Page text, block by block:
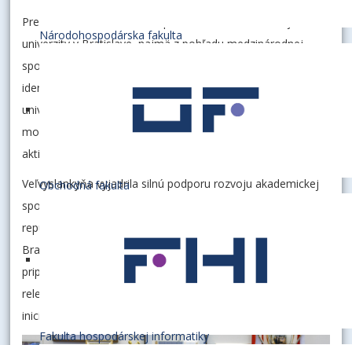
Národohospodárska fakulta
Obchodná fakulta
Fakulta hospodárskej informatiky
Predmetom stretnutia bola prezentácia Ekonomickej
univerzity v Bratislave, najmä z pohľadu medzinárodnej
spolupráce a internacionalizácie. Diskusia sa zamerala na
identifikáciu potenciálnych možností spolupráce s
univerzitami v Kostarike, a to predovšetkým v oblasti
mobility študentov a pedagógov, spoločných výskumných
aktivít a zapájania sa do medzinárodných projektov.
Veľvyslankyňa vyjadrila silnú podporu rozvoju akademickej
spolupráce medzi Slovenskou republikou a Kostarickou
republikou a ocenila aktívny prístup Ekonomickej univerzity v
Bratislave v oblasti internacionalizácie. Zároveň deklarovala
pripravenosť napomáhať nadväzovaniu kontaktov s
relevantnými partnermi v Kostarike a podporiť konkrétne
iniciatívy smerujúce k rozvoju vzájomných vzťahov.